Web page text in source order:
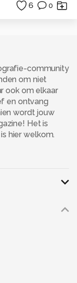
6 0
community
om niet
ook om elkaar
en ontvang
wordt jouw
Het is
hier welkom.